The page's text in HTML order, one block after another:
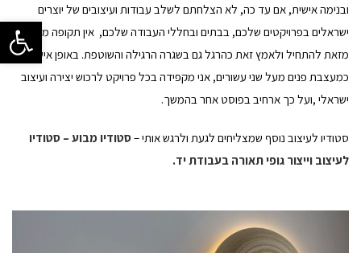
פתח
ובנימה אישית, אם עד כה, לא הצלחתם לשלב עבודות ועיצובים של יוצרים
ישראלים בפרויקטים שלכם, בבתים ובחללי העבודה שלכם, אין תקופה מתאימה
מזאת להתחיל ולאמץ זאת כהרגל גם בשגרה הרגילה והשוטפת. באופן אישי,
כמעצבת פנים מעל שני עשורים, אני מקפידה בכל פרויקט לרכוש יצירה ועיצוב
ישראלי ,ועל כך ארחיב בפוסט אחר בהמשך.
סטודיו לעיצוב נוסף שמצליחים לגעת ולרגש אותי –סטודיו מבוע – סטודיו
לעיצוב וייצור גופי תאורה בעבודת יד.